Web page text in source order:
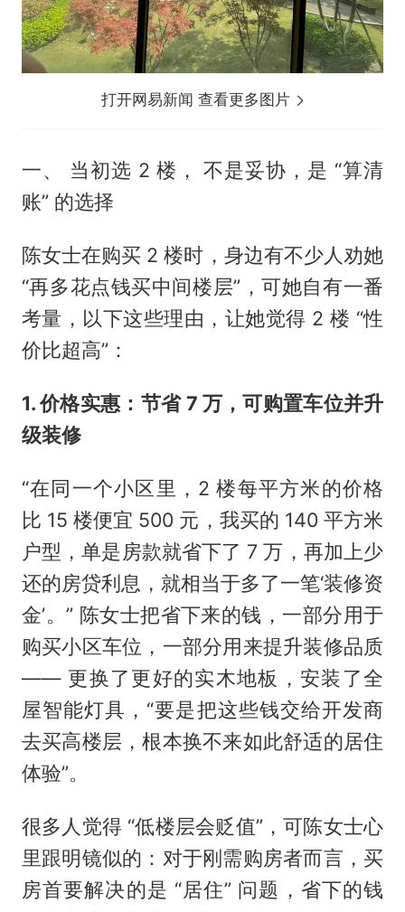
打开网易新闻 查看更多图片
一、 当初选 2 楼， 不是妥协，是 “算清
账” 的选择
陈女士在购买 2 楼时，身边有不少人劝她
“再多花点钱买中间楼层”，可她自有一番
考量，以下这些理由，让她觉得 2 楼 “性
价比超高”：
1. 价格实惠：节省 7 万，可购置车位并升
级装修
“在同一个小区里，2 楼每平方米的价格
比 15 楼便宜 500 元，我买的 140 平方米
户型，单是房款就省下了 7 万，再加上少
还的房贷利息，就相当于多了一笔‘装修资
金’。” 陈女士把省下来的钱，一部分用于
购买小区车位，一部分用来提升装修品质
—— 更换了更好的实木地板，安装了全
屋智能灯具，“要是把这些钱交给开发商
去买高楼层，根本换不来如此舒适的居住
体验”。
很多人觉得 “低楼层会贬值”，可陈女士心
里跟明镜似的：对于刚需购房者而言，买
房首要解决的是 “居住” 问题，省下的钱